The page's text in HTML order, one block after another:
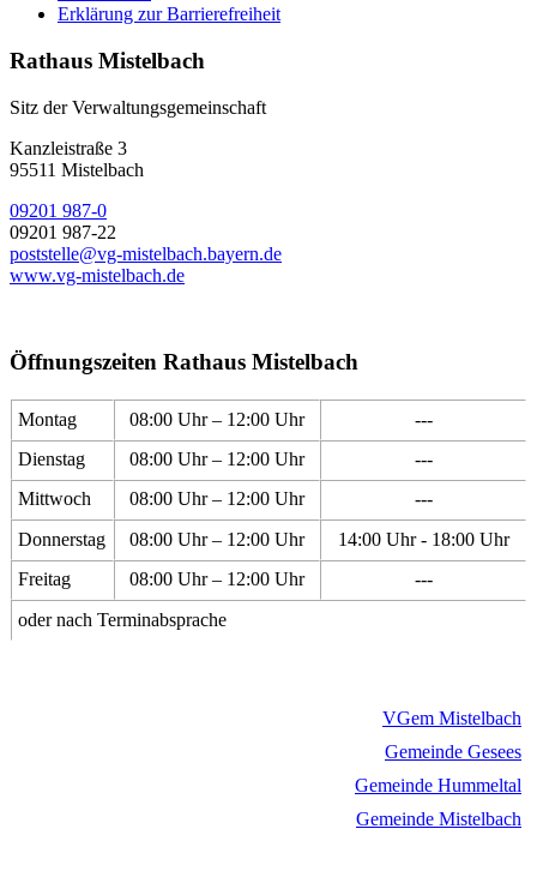
Erklärung zur Barrierefreiheit
Rathaus Mistelbach
Sitz der Verwaltungsgemeinschaft
Kanzleistraße 3
95511 Mistelbach
09201 987-0
09201 987-22
poststelle@vg-mistelbach.bayern.de
www.vg-mistelbach.de
Öffnungszeiten Rathaus Mistelbach
Montag 08:00 Uhr – 12:00 Uhr
---
Dienstag
08:00 Uhr – 12:00 Uhr
---
Mittwoch
08:00 Uhr – 12:00 Uhr
---
Donnerstag
08:00 Uhr – 12:00 Uhr
14:00 Uhr - 18:00 Uhr
Freitag
08:00 Uhr – 12:00 Uhr
---
oder nach Terminabsprache
VGem Mistelbach
Gemeinde Gesees
Gemeinde Hummeltal
Gemeinde Mistelbach